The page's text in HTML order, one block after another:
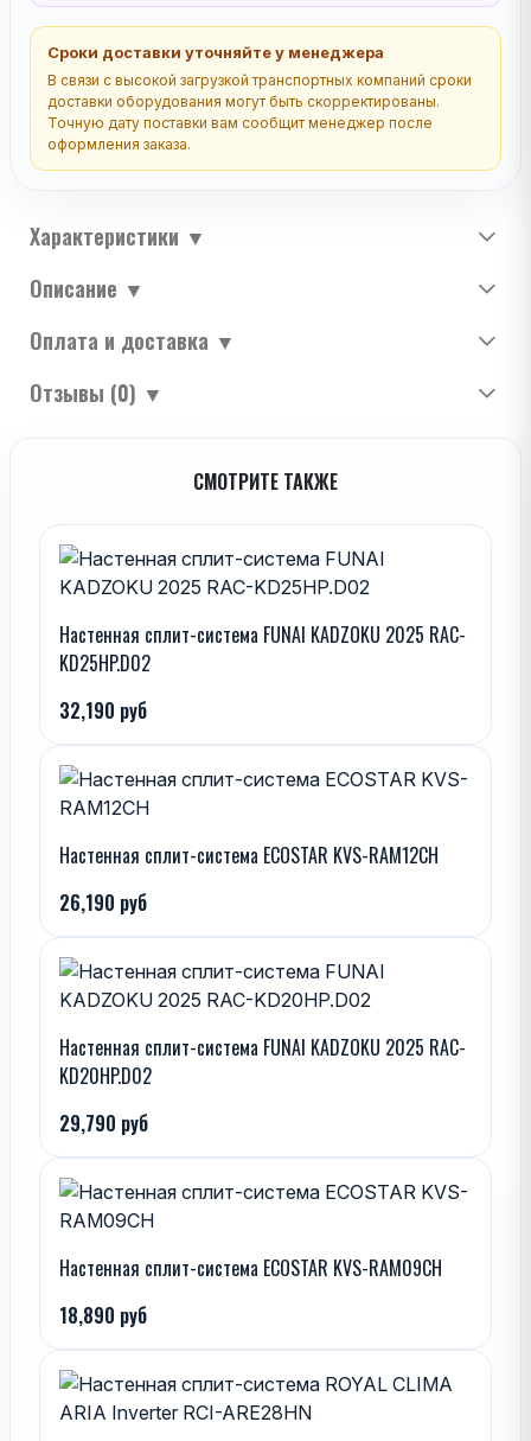
Сроки доставки уточняйте у менеджера
В связи с высокой загрузкой транспортных компаний сроки
доставки оборудования могут быть скорректированы.
Точную дату поставки вам сообщит менеджер после
оформления заказа.
Характеристики ▼
Описание ▼
Оплата и доставка ▼
Отзывы (0) ▼
СМОТРИТЕ ТАКЖЕ
Настенная сплит-система FUNAI KADZOKU 2025 RAC-
KD25HP.D02
32,190 руб
Настенная сплит-система ECOSTAR KVS-RAM12CH
26,190 руб
Настенная сплит-система FUNAI KADZOKU 2025 RAC-
KD20HP.D02
29,790 руб
Настенная сплит-система ECOSTAR KVS-RAM09CH
18,890 руб